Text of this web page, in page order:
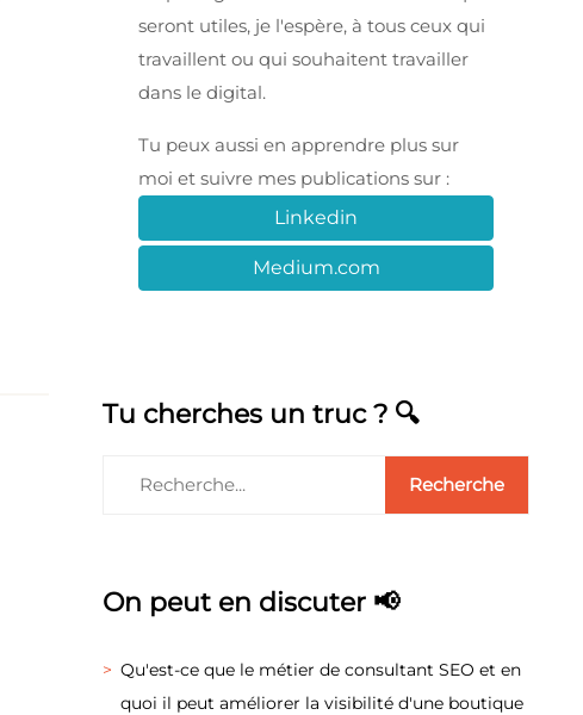
seront utiles, je l'espère, à tous ceux qui
travaillent ou qui souhaitent travailler
dans le digital.
Tu peux aussi en apprendre plus sur
moi et suivre mes publications sur :
Linkedin
Medium.com
Tu cherches un truc ? 🔍
On peut en discuter 📢
Qu'est-ce que le métier de consultant SEO et en
quoi il peut améliorer la visibilité d'une boutique